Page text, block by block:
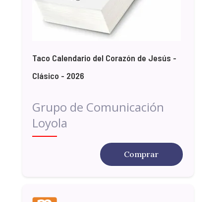
Taco Calendario del Corazón de Jesús -
Clásico - 2026
Grupo de Comunicación
Loyola
Comprar